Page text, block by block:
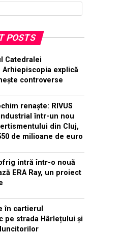
POSTS
Catedralei
explică
controverse
renaște: RIVUS
într-un nou
din Cluj,
de milioane de euro
intră într-o nouă
ERA Ray, un proiect
în cartierul
pe strada Hârlețului și